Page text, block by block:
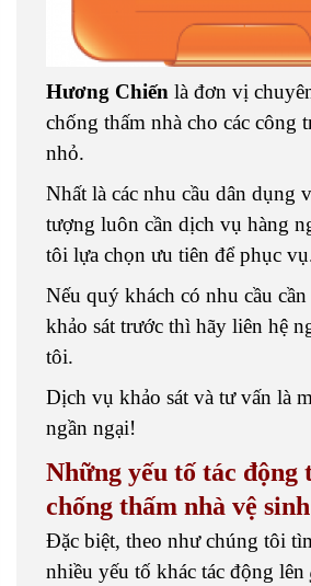
Hương Chiến là đơn vị
chống thấm nhà cho các công
nhỏ.
Nhất là các nhu cầu dân dụng
tượng luôn cần dịch vụ hàng
tôi lựa chọn ưu tiên để phục
Nếu quý khách có nhu cầu
khảo sát trước thì hãy liên hệ
tôi.
Dịch vụ khảo sát và tư vấn là
ngần ngại!
Những yếu tố tác động
chống thấm nhà vệ sinh
Đặc biệt, theo như chúng tôi
nhiều yếu tố khác tác động lên